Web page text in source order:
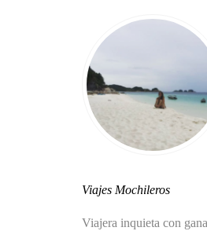
Viajes Mochileros
Viajera inquieta con